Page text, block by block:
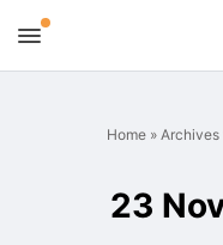
Home » Archives
23